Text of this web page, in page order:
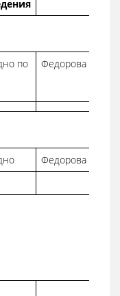
по
Федорова Т.П.
Федорова Т.П.